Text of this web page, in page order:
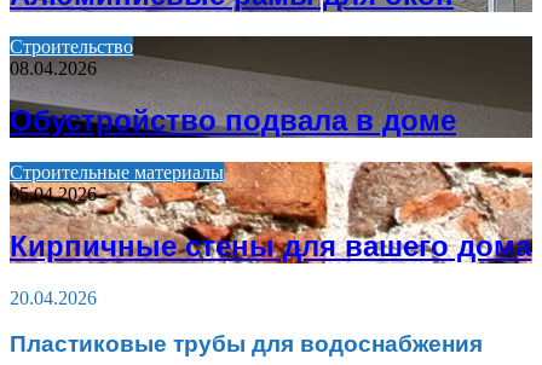
Строительство
08.04.2026
Обустройство подвала в доме
Строительные материалы
05.04.2026
Кирпичные стены для вашего дома
20.04.2026
Пластиковые трубы для водоснабжения